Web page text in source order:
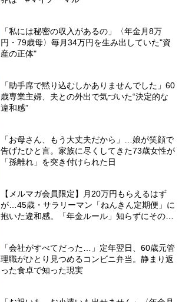
「私には秘密の収入があるの」〈年金月8万
円・79歳母〉毎月34万円を生み出していた"資
産の正体"
「助手席で黙り込むしかありませんでした」60
歳専業主婦、夫との外出で気づいた“決定的な
違和感”
「お母さん、もう大丈夫だから」…娘が笑顔で
告げたひと言。家族に尽くしてきた73歳女性が
「孫離れ」を突き付けられた日
【メルマガ会員限定】月20万円もらえるはず
が…45歳・サラリーマン「ねんきん定期便」に
抱いた違和感。「年金ルール」知らずにそのま
「会社がすべてだった…」定年翌日、60歳元管
理職がひとり見つめるコンビニ弁当。静まり返
った食卓で知った現実